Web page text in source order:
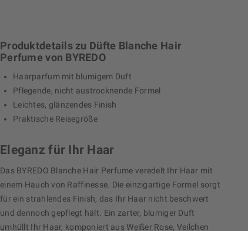
Produktdetails zu Düfte Blanche Hair
Perfume von BYREDO
Haarparfum mit blumigem Duft
Pflegende, nicht austrocknende Formel
Leichtes, glänzendes Finish
Praktische Reisegröße
Eleganz für Ihr Haar
Das BYREDO Blanche Hair Perfume veredelt Ihr Haar mit
einem Hauch von Raffinesse. Die einzigartige Formel sorgt
für ein strahlendes Finish, das Ihr Haar nicht beschwert
und dennoch gepflegt hält. Ein zarter, blumiger Duft
umhüllt Ihr Haar, komponiert aus Weißer Rose, Veilchen